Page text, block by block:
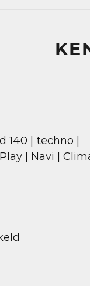
140 | techno |
| Navi | Clima